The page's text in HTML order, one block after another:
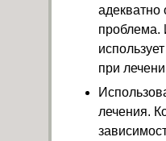
адекватно
проблема.
при
лечения.